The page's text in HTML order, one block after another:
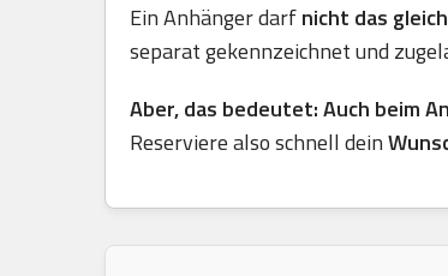
Ein Anhänger darfnicht das
separat gekennzeichnet und
Aber, das bedeutet: Auch beim
Reserviere also schnell dein